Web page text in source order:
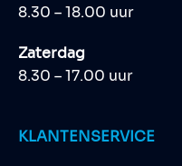
8.30 – 18.00 uur
Zaterdag
8.30 – 17.00 uur
KLANTENSERVICE